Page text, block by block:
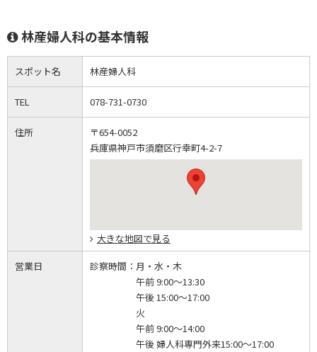
林産婦人科の基本情報
スポット名 林産婦人科
TEL 078-731-0730
住所
〒654-0052
兵庫県神戸市須磨区行幸町4-2-7
大きな地図で見る
営業日 診察時間： 月・水・木
午前 9:00～13:30
午後 15:00～17:00
火
午前 9:00～14:00
午後 婦人科専門外来15:00～17:00